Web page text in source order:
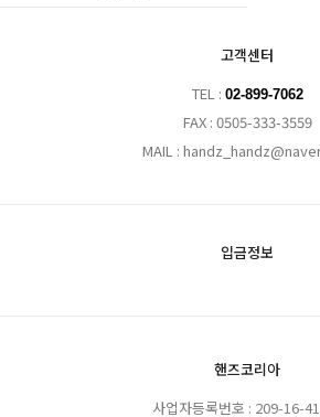
고객센터
TEL : 02-899-7062
FAX : 0505-333-3559
MAIL :
입금정보
핸즈코리아
사업자등록번호 : 209-16-